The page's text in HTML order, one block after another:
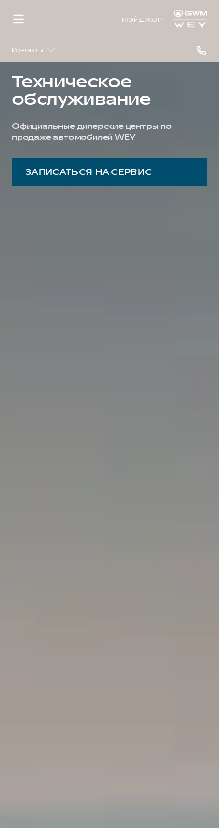
МЭЙДЖОР
Контакты
Техническое
обслуживание
Официальные дилерские центры по
продаже автомобилей WEY
ЗАПИСАТЬСЯ НА СЕРВИС